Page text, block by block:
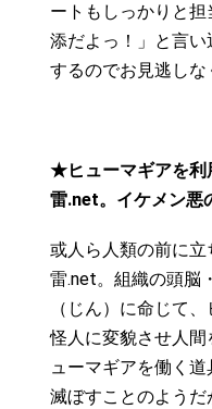
ートもしっかりと
添だよっ！」と言
するのでお見逃しな
★ヒューマギアを利
雷.net。イケメン悪
或人ら人類の前に
雷.net。組織の頭脳
（じん）に命じて
怪人に変貌させ人
ューマギアを働く
滅ぼすことのよう